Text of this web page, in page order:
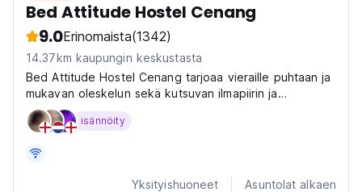
Bed Attitude Hostel Cenang
9.0Erinomaista(1342)
14.37km kaupungin keskustasta
Bed Attitude Hostel Cenang tarjoaa vieraille puhtaan ja
mukavan oleskelun sekä kutsuvan ilmapiirin ja
täydellisen sijainnin kaikkien Langkawin tarpeiden
täyttämiseksi. Vahva WiFi ja hyvä tunnelma.
isännöity
Yksityishuoneet Asuntolat alkaen